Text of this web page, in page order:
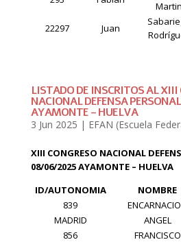
Martin
22297 Juan
LISTADO DE INSCRITOS AL XIII
NACIONAL DEFENSA
AYAMONTE – HUELVA
3 Jun 2025 | EFAN (Escuela
XIII CONGRESO NACIONAL
08/06/2025 AYAMONTE – HUELVA
ID/AUTONOMIA
NOMBRE
839
MADRID
ANGEL
856
FRANCISCO